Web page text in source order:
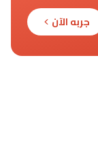
جربه الآن